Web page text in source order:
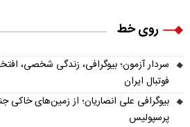
روی خط
سردار آزمون؛ بیوگرافی، زندگی شخصی،
فوتبال ایران
بیوگرافی علی انصاریان؛ از زمین‌های خاکی
پرسپولیس